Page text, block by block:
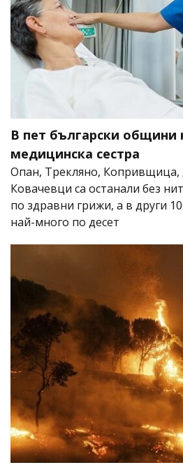
В пет български общини
медицинска сестра
Опан, Трекляно, Копривщица,
Ковачевци са останали без
по здравни грижи, а в други
най-много по десет